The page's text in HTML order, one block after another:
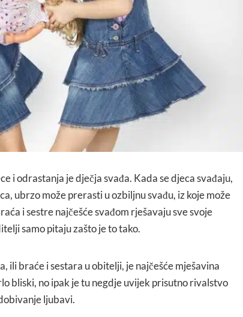
i odrastanja je dječja svađa. Kada se djeca svađaju,
ubrzo može prerasti u ozbiljnu svađu, iz koje može
i sestre najčešće svađom rješavaju sve svoje
samo pitaju zašto je to tako.
ili braće i sestara u obitelji, je najčešće mješavina
bliski, no ipak je tu negdje uvijek prisutno rivalstvo
ljubavi.